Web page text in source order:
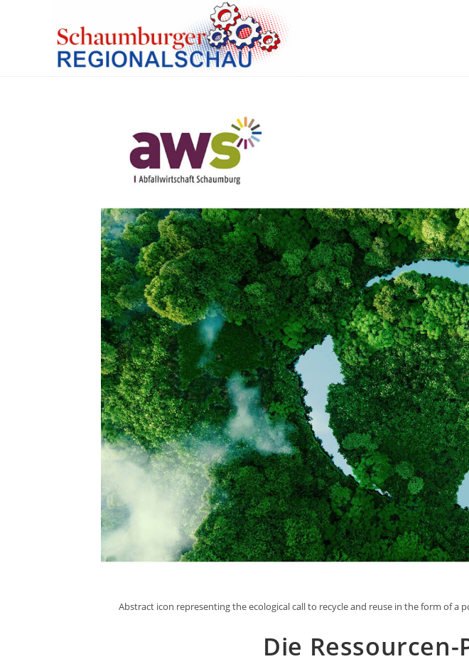
Abstract icon representing the ecological call to recycle and reuse in the form of
Die